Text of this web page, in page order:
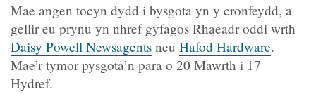
Mae angen tocyn dydd i bysgota yn y cronfeydd, a
gellir eu prynu yn nhref gyfagos Rhaeadr oddi wrth
Daisy Powell Newsagents neu Hafod Hardware.
Mae’r tymor pysgota’n para o 20 Mawrth i 17
Hydref.